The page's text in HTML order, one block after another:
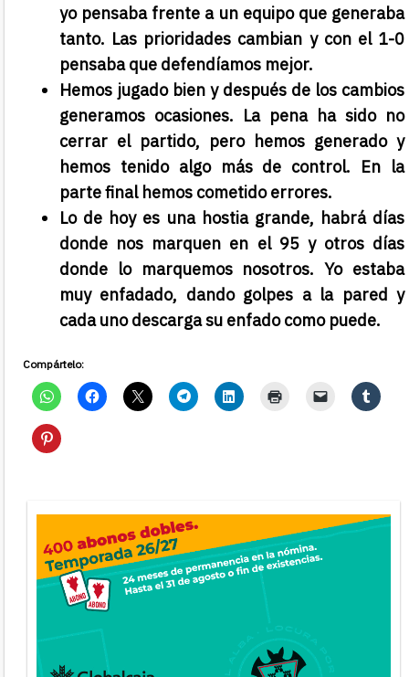
yo pensaba frente a un equipo que generaba
tanto. Las prioridades cambian y con el 1-0
pensaba que defendíamos mejor.
Hemos jugado bien y después de los cambios
generamos ocasiones. La pena ha sido no
cerrar el partido, pero hemos generado y
hemos tenido algo más de control. En la
parte final hemos cometido errores.
Lo de hoy es una hostia grande, habrá días
donde nos marquen en el 95 y otros días
donde lo marquemos nosotros. Yo estaba
muy enfadado, dando golpes a la pared y
cada uno descarga su enfado como puede.
Compártelo: